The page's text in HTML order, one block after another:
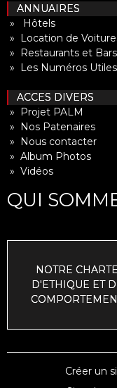
ANNUAIRES
» Hôtels
» Location de
» Restaurants et Bars
» Les Numéros Utiles
ACCES DIVERS
» Projet PALM
» Nos Patenaires
» Nous contacter
» Album Photos
» Vidéos
QUI
NOTRE CHARTE
D'ETHIQUE ET
Créer un